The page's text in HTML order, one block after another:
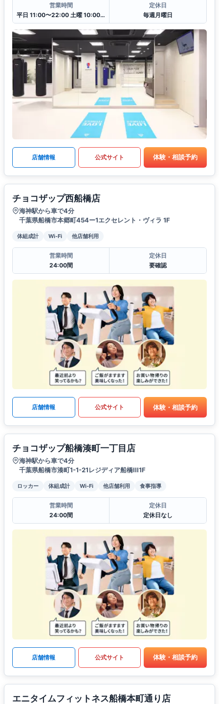
営業時間
平日 11:00〜22:00 土曜 10:00〜20:00 日・祝 10:00〜18:00
定休日
毎週月曜日
店舗情報 公式サイト 体験・相談予約
チョコザップ西船橋店
海神駅から車で4分
千葉県船橋市本郷町454ー1エクセレント・ヴィラ 1F
体組成計 Wi-Fi 他店舗利用
営業時間
24:00間
定休日
要確認
店舗情報 公式サイト 体験・相談予約
チョコザップ船橋湊町一丁目店
海神駅から車で4分
千葉県船橋市湊町1-1-21レジディア船橋III1F
ロッカー 体組成計 Wi-Fi 他店舗利用 食事指導
営業時間
24:00間
定休日
定休日なし
店舗情報 公式サイト 体験・相談予約
エニタイムフィットネス船橋本町通り店